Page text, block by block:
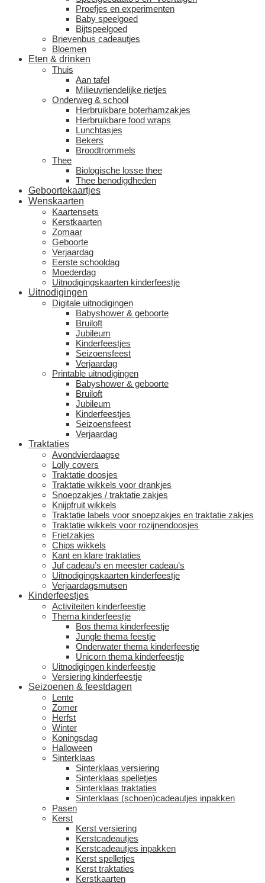
Proefjes en experimenten
Baby speelgoed
Bijtspeelgoed
Brievenbus cadeautjes
Bloemen
Eten & drinken
Thuis
Aan tafel
Milieuvriendelijke rietjes
Onderweg & school
Herbruikbare boterhamzakjes
Herbruikbare food wraps
Lunchtasjes
Bekers
Broodtrommels
Thee
Biologische losse thee
Thee benodigdheden
Geboortekaartjes
Wenskaarten
Kaartensets
Kerstkaarten
Zomaar
Geboorte
Verjaardag
Eerste schooldag
Moederdag
Uitnodigingskaarten kinderfeestje
Uitnodigingen
Digitale uitnodigingen
Babyshower & geboorte
Bruiloft
Jubileum
Kinderfeestjes
Seizoensfeest
Verjaardag
Printable uitnodigingen
Babyshower & geboorte
Bruiloft
Jubileum
Kinderfeestjes
Seizoensfeest
Verjaardag
Traktaties
Avondvierdaagse
Lolly covers
Traktatie doosjes
Traktatie wikkels voor drankjes
Snoepzakjes / traktatie zakjes
Knijpfruit wikkels
Traktatie labels voor snoepzakjes en traktatie zakjes
Traktatie wikkels voor rozijnendoosjes
Frietzakjes
Chips wikkels
Kant en klare traktaties
Juf cadeau’s en meester cadeau’s
Uitnodigingskaarten kinderfeestje
Verjaardagsmutsen
Kinderfeestjes
Activiteiten kinderfeestje
Thema kinderfeestje
Bos thema kinderfeestje
Jungle thema feestje
Onderwater thema kinderfeestje
Unicorn thema kinderfeestje
Uitnodigingen kinderfeestje
Versiering kinderfeestje
Seizoenen & feestdagen
Lente
Zomer
Herfst
Winter
Koningsdag
Halloween
Sinterklaas
Sinterklaas versiering
Sinterklaas spelletjes
Sinterklaas traktaties
Sinterklaas (schoen)cadeautjes inpakken
Pasen
Kerst
Kerst versiering
Kerstcadeautjes
Kerstcadeautjes inpakken
Kerst spelletjes
Kerst traktaties
Kerstkaarten